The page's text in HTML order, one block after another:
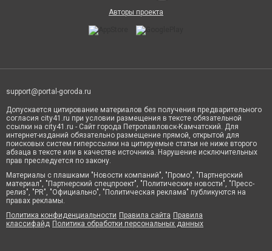
Авторы проекта
support@portal-goroda.ru
Допускается цитирование материалов без получения предварительного
согласия city41.ru при условии размещения в тексте обязательной
ссылки на city41.ru - Сайт города Петропавловск-Камчатский. Для
интернет-изданий обязательно размещение прямой, открытой для
поисковых систем гиперссылки на цитируемые статьи не ниже второго
абзаца в тексте или в качестве источника. Нарушение исключительных
прав преследуется по закону.
Материалы с плашками "Новости компаний", "Промо", "Партнерский
материал", "Партнерский спецпроект", "Политические новости", "Пресс-
релиз", "PR", "Официально", "Политическая реклама" публикуются на
правах рекламы.
Политика конфиденциальности Правила сайта Правила
классифайд Политика обработки персональных данных